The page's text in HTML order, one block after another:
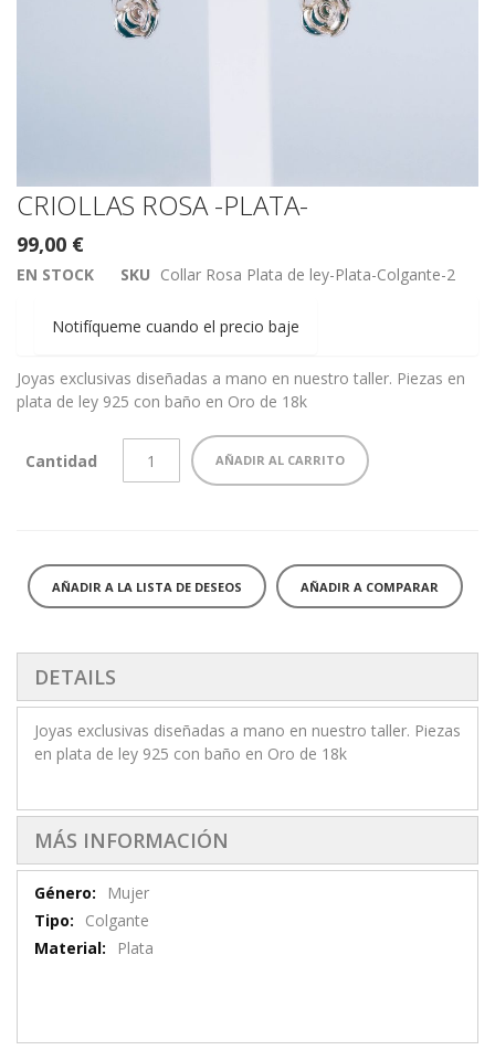
CRIOLLAS ROSA -PLATA-
99,00 €
EN STOCK SKU Collar Rosa Plata de ley-Plata-Colgante-2
Notifíqueme cuando el precio baje
Joyas exclusivas diseñadas a mano en nuestro taller. Piezas en
plata de ley 925 con baño en Oro de 18k
Cantidad AÑADIR AL CARRITO
AÑADIR A LA LISTA DE DESEOS AÑADIR A COMPARAR
Saltar
al
comienzo
de
DETAILS
Joyas exclusivas diseñadas a mano en nuestro taller. Piezas
en plata de ley 925 con baño en Oro de 18k
MÁS INFORMACIÓN
Más
información
Mujer
Colgante
Plata